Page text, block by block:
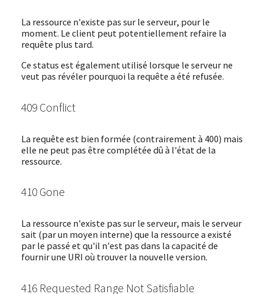
La ressource n'existe pas sur le serveur, pour le
moment. Le client peut potentiellement refaire la
requête plus tard.
Ce status est également utilisé lorsque le serveur ne
veut pas révéler pourquoi la requête a été refusée.
409 Conflict
La requête est bien formée (contrairement à 400) mais
elle ne peut pas être complétée dû à l'état de la
ressource.
410 Gone
La ressource n'existe pas sur le serveur, mais le serveur
sait (par un moyen interne) que la ressource a existé
par le passé et qu'il n'est pas dans la capacité de
fournir une URI où trouver la nouvelle version.
416 Requested Range Not Satisfiable